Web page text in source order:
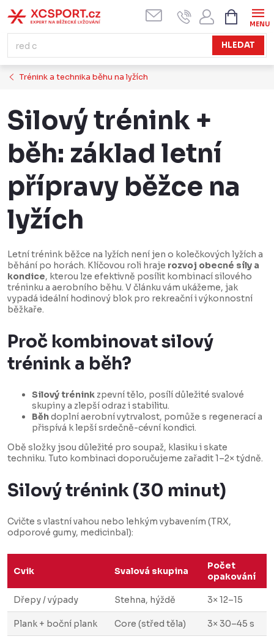
na
obsah
HLEDAT
KOŠÍK
Trénink a technika běhu na lyžích
Silový trénink +
běh: základ letní
přípravy běžce na
lyžích
Letní trénink běžce na lyžích není jen o kolečkových lyžích a
běhání po horách. Klíčovou roli hraje rozvoj obecné síly a
kondice, kterou lze efektivně posílit kombinací silového
tréninku a aerobního běhu. V článku vám ukážeme, jak
vypadá ideální hodinový blok pro rekreační i výkonnostní
běžkaře.
Proč kombinovat silový
trénink a běh?
Silový trénink zpevní tělo, posílí důležité svalové
skupiny a zlepší odraz i stabilitu.
Běhdoplní aerobní vytrvalost, pomůže s regenerací a
přispívá k lepší srdečně-cévní kondici.
Obě složky jsou důležité pro soupaž, klasiku i skate
techniku. Tuto kombinaci doporučujeme zařadit 1–2× týdně.
Silový trénink (30 minut)
Cvičte s vlastní vahou nebo lehkým vybavením (TRX,
odporové gumy, medicinbal):
Cvik Svalová skupina
Počet
opakování
Dřepy / výpady Stehna, hýždě 3× 12–15
Plank + boční plank Core (střed těla) 3× 30–45 s